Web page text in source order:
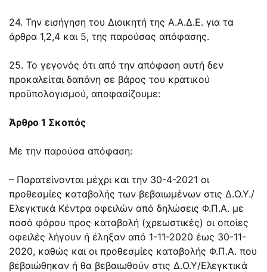
24. Την εισήγηση του Διοικητή της Α.Α.Δ.Ε. για τα
άρθρα 1,2,4 και 5, της παρούσας απόφασης.
25. Το γεγονός ότι από την απόφαση αυτή δεν
προκαλείται δαπάνη σε βάρος του κρατικού
προϋπολογισμού, αποφασίζουμε:
Άρθρο 1 Σκοπός
Με την παρούσα απόφαση:
– Παρατείνονται μέχρι και την 30-4-2021 οι
προθεσμίες καταβολής των βεβαιωμένων στις Δ.Ο.Υ./
Ελεγκτικά Κέντρα οφειλών από δηλώσεις Φ.Π.Α. με
ποσό φόρου προς καταβολή (χρεωστικές) οι οποίες
οφειλές λήγουν ή έληξαν από 1-11-2020 έως 30-11-
2020, καθώς και οι προθεσμίες καταβολής Φ.Π.Α. που
βεβαιώθηκαν ή θα βεβαιωθούν στις Δ.Ο.Υ/Ελεγκτικά